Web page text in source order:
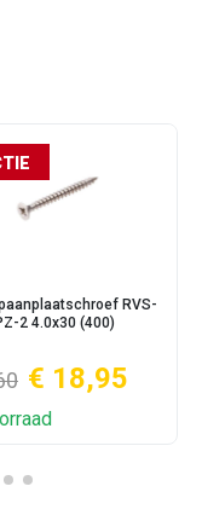
RVS-
2 4.0x30 (400)
€ 18,95